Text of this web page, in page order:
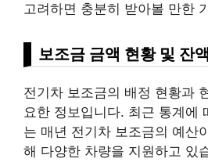
고려하면 충분히 받아볼 만한
보조금 금액 현황 및 잔액
전기차 보조금의 배정 현황과
요한 정보입니다. 최근 통계에
는 매년 전기차 보조금의 예산
해 다양한 차량을 지원하고 있